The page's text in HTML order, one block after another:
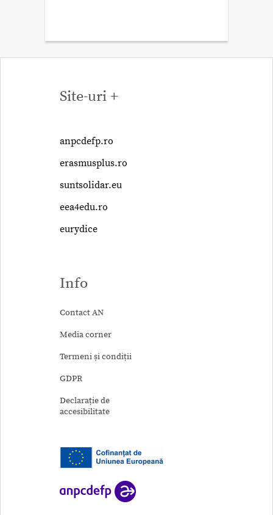
Site-uri +
anpcdefp.ro
erasmusplus.ro
suntsolidar.eu
eea4edu.ro
eurydice
Info
Contact AN
Media corner
Termeni și condiții
GDPR
Declarație de
accesibilitate